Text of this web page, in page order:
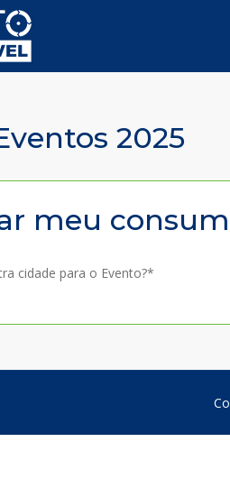
2025
meu
cidade para o Evento?*